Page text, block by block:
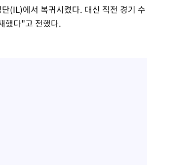
(IL)에서 복귀시켰다. 대신 직전 경기 수
했다"고 전했다.